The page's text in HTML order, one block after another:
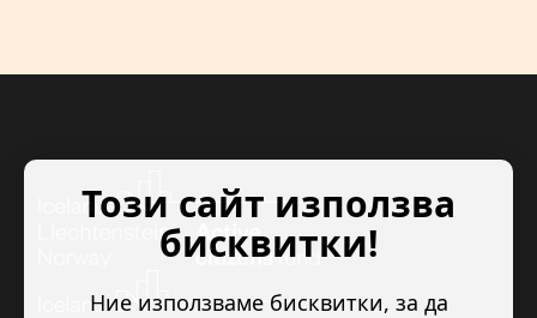
Този сайт използва
бисквитки!
Ние използваме бисквитки, за да